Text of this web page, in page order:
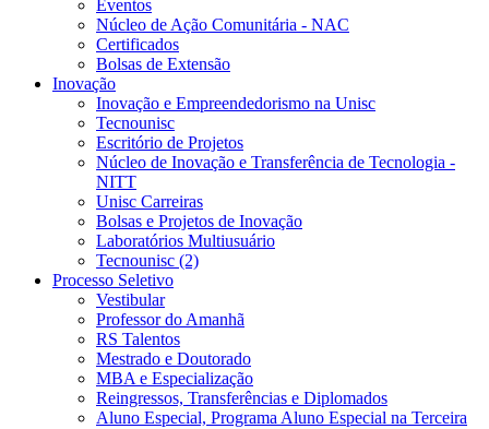
Eventos
Núcleo de Ação Comunitária - NAC
Certificados
Bolsas de Extensão
Inovação
Inovação e Empreendedorismo na Unisc
Tecnounisc
Escritório de Projetos
Núcleo de Inovação e Transferência de Tecnologia -
NITT
Unisc Carreiras
Bolsas e Projetos de Inovação
Laboratórios Multiusuário
Tecnounisc (2)
Processo Seletivo
Vestibular
Professor do Amanhã
RS Talentos
Mestrado e Doutorado
MBA e Especialização
Reingressos, Transferências e Diplomados
Aluno Especial, Programa Aluno Especial na Terceira